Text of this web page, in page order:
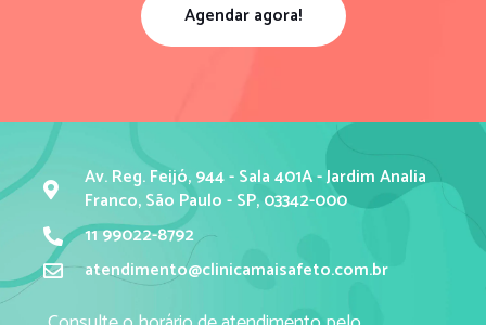
Agendar agora!
Av. Reg. Feijó, 944 - Sala 401A - Jardim Analia
Franco, São Paulo - SP, 03342-000
11 99022-8792
atendimento@clinicamaisafeto.com.br